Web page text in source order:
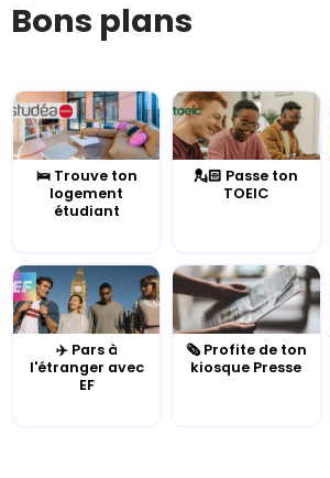
Bons plans
🛌 Trouve ton
logement
étudiant
💂🏻 Passe ton
TOEIC
✈️ Pars à
l'étranger avec
EF
🗞️ Profite de ton
kiosque Presse